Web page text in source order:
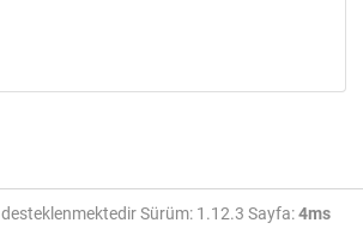
Sürüm: 1.12.3 Sayfa:4ms